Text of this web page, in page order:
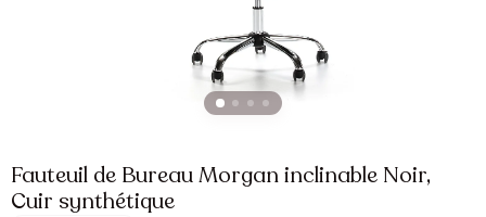
Fauteuil de Bureau Morgan inclinable Noir,
Cuir synthétique